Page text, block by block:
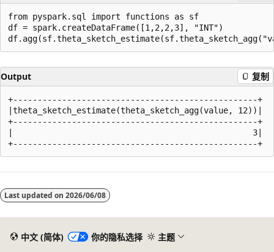
from pyspark.sql import functions as sf
df = spark.createDataFrame([1,2,2,3], "INT")
Output 复制
+--------------------------------------------------+
|theta_sketch_estimate(theta_sketch_agg(value, 12))|
+--------------------------------------------------+
|                                                 3|
模
式
Last updated on 2026/06/08
中文 (简体) 你的隐私选择 主题